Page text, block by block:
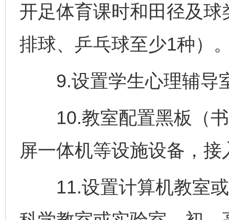
开足体育课时和田径及
排球、乒乓球至少1种）
9.设置学生心理辅导
10.教室配置黑板（书
屏一体机等设施设备，
11.设置计算机教室或